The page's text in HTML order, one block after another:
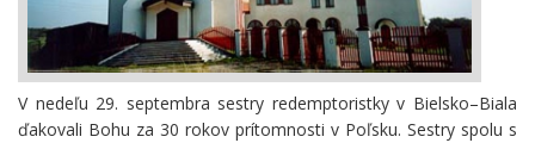
V nedeľu 29. septembra sestry redemptoristky v Bielsko–Biala
ďakovali Bohu za 30 rokov prítomnosti v Poľsku. Sestry spolu s